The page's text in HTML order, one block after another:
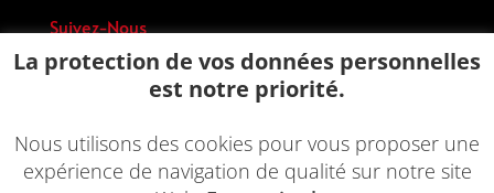
Suivez-Nous
La protection de vos données personnelles
est notre priorité.
Nous utilisons des cookies pour vous proposer une
expérience de navigation de qualité sur notre site